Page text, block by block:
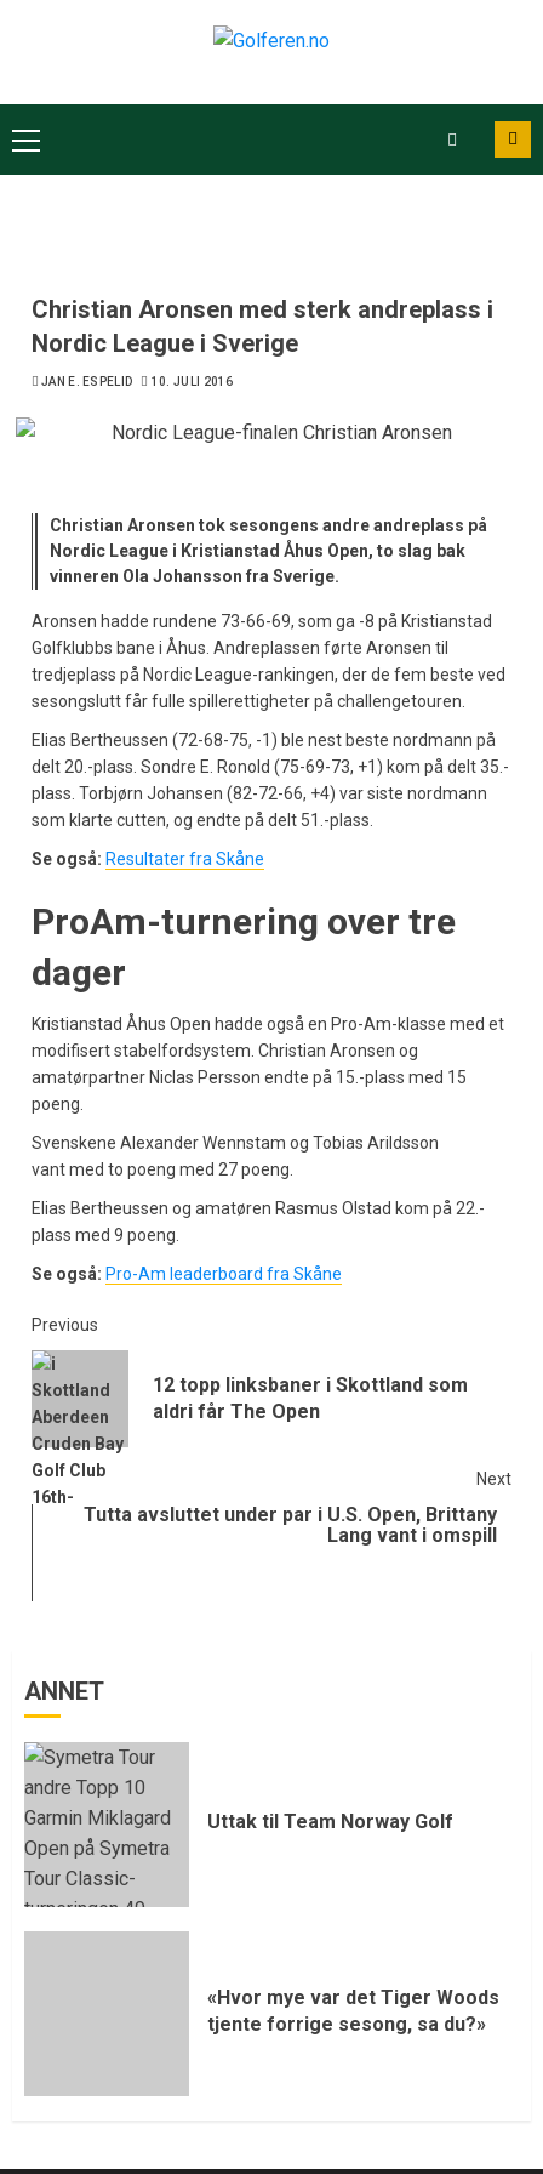
Christian Aronsen med sterk andreplass i
Nordic League i Sverige
JAN E. ESPELID 10. JULI 2016
Christian Aronsen tok sesongens andre andreplass på
Nordic League i Kristianstad Åhus Open, to slag bak
vinneren Ola Johansson fra Sverige.
Aronsen hadde rundene 73-66-69, som ga -8 på Kristianstad
Golfklubbs bane i Åhus. Andreplassen førte Aronsen til
tredjeplass på Nordic League-rankingen, der de fem beste ved
sesongslutt får fulle spillerettigheter på challengetouren.
Elias Bertheussen (72-68-75, -1) ble nest beste nordmann på
delt 20.-plass. Sondre E. Ronold (75-69-73, +1) kom på delt 35.-
plass. Torbjørn Johansen (82-72-66, +4) var siste nordmann
som klarte cutten, og endte på delt 51.-plass.
Se også: Resultater fra Skåne
ProAm-turnering over tre
dager
Kristianstad Åhus Open hadde også en Pro-Am-klasse med et
modifisert stabelfordsystem. Christian Aronsen og
amatørpartner Niclas Persson endte på 15.-plass med 15
poeng.
Svenskene Alexander Wennstam og Tobias Arildsson
vant med to poeng med 27 poeng.
Elias Bertheussen og amatøren Rasmus Olstad kom på 22.-
plass med 9 poeng.
Se også: Pro-Am leaderboard fra Skåne
Previous
12 topp linksbaner i Skottland som
aldri får The Open
Next
Tutta avsluttet under par i U.S. Open, Brittany
Lang vant i omspill
ANNET
Uttak til Team Norway Golf
«Hvor mye var det Tiger Woods
tjente forrige sesong, sa du?»